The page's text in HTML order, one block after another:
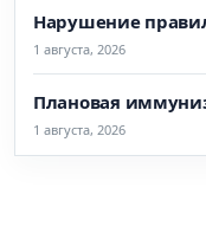
Нарушение
1 августа, 2026
Плановая
1 августа, 2026